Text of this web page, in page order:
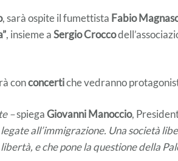
, sarà ospite il fumettista Fabio
, insieme aSergio Crocco
conconcertiche vedranno
–spiegaGiovanni Manoccio,
all’immigrazione. Una società
e che pone la questione della